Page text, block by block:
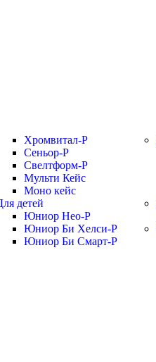
Хромвитал-Р
Сеньор-Р
Свелтформ-Р
Мульти Кейс
Моно кейс
детей
Юниор Нео-Р
Юниор Би Хелси-Р
Юниор Би Смарт-Р